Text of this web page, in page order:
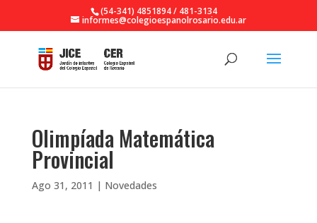
(54-341) 4851894 / 481-3134
informes@colegioespanolrosario.edu.ar
Olimpíada Matemática
Provincial
Ago 31, 2011 | Novedades